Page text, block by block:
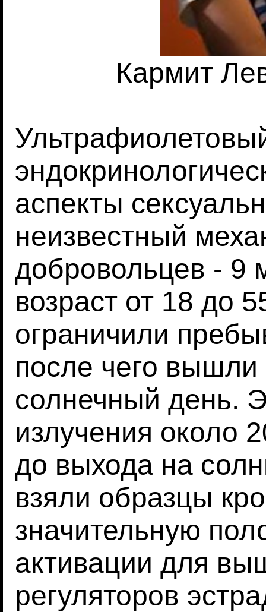
Кармит
аспекты
неизвестный
добровольцев - 9
возраст от 18 до
ограничили
после чего вышли
солнечный день.
излучения около
до выхода на
взяли образцы
значительную
активации для
регуляторов